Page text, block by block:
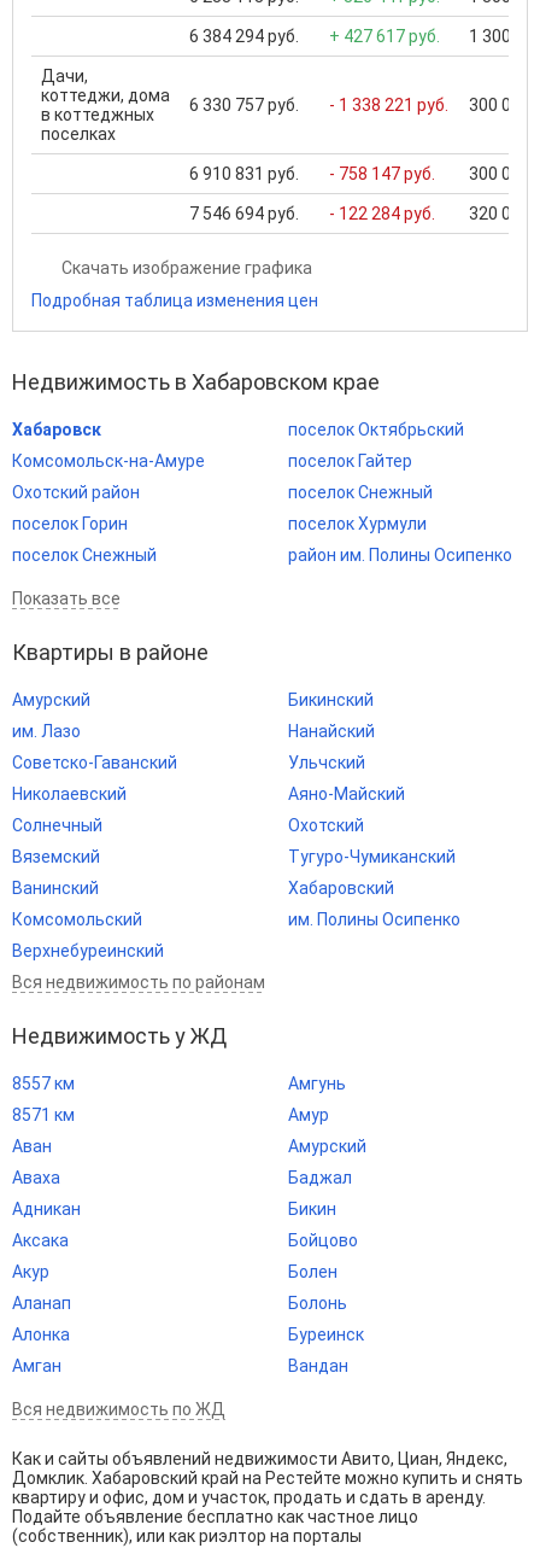
6 384 294 руб. + 427 617 руб. 1 300
Дачи,
коттеджи, дома
в коттеджных
поселках
6 330 757 руб. - 1 338 221 руб. 300 000
6 910 831 руб. - 758 147 руб. 300 000
7 546 694 руб. - 122 284 руб. 320 000
Скачать изображение графика
Подробная таблица изменения цен
Недвижимость в Хабаровском крае
Хабаровск
Комсомольск-на-Амуре
Охотский район
поселок Горин
поселок Снежный
поселок Октябрьский
поселок Гайтер
поселок Снежный
поселок Хурмули
район им. Полины Осипенко
Показать все
Квартиры в районе
Амурский
им. Лазо
Советско-Гаванский
Николаевский
Солнечный
Вяземский
Ванинский
Комсомольский
Верхнебуреинский
Бикинский
Нанайский
Ульчский
Аяно-Майский
Охотский
Тугуро-Чумиканский
Хабаровский
им. Полины Осипенко
Вся недвижимость по районам
Недвижимость у ЖД
8557 км
8571 км
Аван
Аваха
Адникан
Аксака
Акур
Аланап
Алонка
Амган
Амгунь
Амур
Амурский
Баджал
Бикин
Бойцово
Болен
Болонь
Буреинск
Вандан
Вся недвижимость по ЖД
Как и сайты объявлений недвижимости Авито, Циан, Яндекс,
Домклик. Хабаровский край на Рестейте можно купить и снять
квартиру и офис, дом и участок, продать и сдать в аренду.
Подайте объявление бесплатно как частное лицо
(собственник), или как риэлтор на порталы